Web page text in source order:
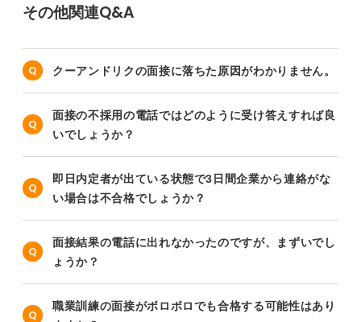
その他関連Q&A
クーアンドリクの面接に落ちた原因がわかりません。
面接の不採用の電話ではどのように受け答えすれば良
いでしょうか？
即日内定者が出ている状態で3日間企業から連絡がな
い場合は不合格でしょうか？
面接結果の電話に出れなかったのですが、まずいでし
ょうか？
職業訓練の面接がボロボロでも合格する可能性はあり